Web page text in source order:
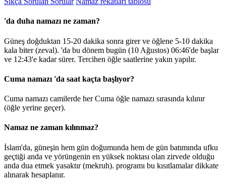
'da duha namazı ne zaman?
Güneş doğduktan 15-20 dakika sonra girer ve öğlene 5-10 dakika
kala biter (zeval). 'da bu dönem bugün (10 Ağustos) 06:46'de başlar
ve 12:43'e kadar sürer. Tercihen öğle saatlerine yakın yapılır.
Cuma namazı 'da saat kaçta başlıyor?
Cuma namazı camilerde her Cuma öğle namazı sırasında kılınır
(öğle yerine geçer).
Namaz ne zaman kılınmaz?
İslam'da, güneşin hem gün doğumunda hem de gün batımında ufku
geçtiği anda ve yörüngenin en yüksek noktası olan zirvede olduğu
anda dua etmek yasaktır (mekruh). programı bu kısıtlamalar dikkate
alınarak hesaplanır.